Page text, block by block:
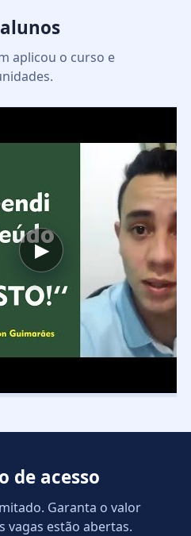
aplicou o curso e
▶
de acesso
Garanta o valor
vagas estão abertas.